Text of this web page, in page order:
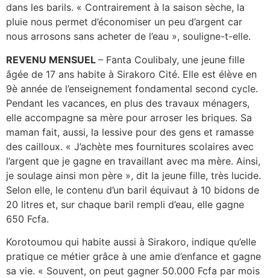
dans les barils. « Contrairement à la saison sèche, la
pluie nous permet d’économiser un peu d’argent car
nous arrosons sans acheter de l’eau », souligne-t-elle.
REVENU MENSUEL – Fanta Coulibaly, une jeune fille
âgée de 17 ans habite à Sirakoro Cité. Elle est élève en
9è année de l’enseignement fondamental second cycle.
Pendant les vacances, en plus des travaux ménagers,
elle accompagne sa mère pour arroser les briques. Sa
maman fait, aussi, la lessive pour des gens et ramasse
des cailloux. « J’achète mes fournitures scolaires avec
l’argent que je gagne en travaillant avec ma mère. Ainsi,
je soulage ainsi mon père », dit la jeune fille, très lucide.
Selon elle, le contenu d’un baril équivaut à 10 bidons de
20 litres et, sur chaque baril rempli d’eau, elle gagne
650 Fcfa.
Korotoumou qui habite aussi à Sirakoro, indique qu’elle
pratique ce métier grâce à une amie d’enfance et gagne
sa vie. « Souvent, on peut gagner 50.000 Fcfa par mois